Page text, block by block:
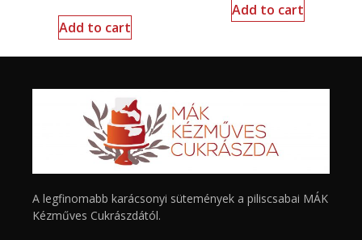
Add to cart
Add to cart
A legfinomabb karácsonyi sütemények a piliscsabai MÁK
Kézműves Cukrászdától.